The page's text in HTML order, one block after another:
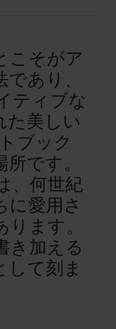
こそがア
あり、
ティブな
た美しい
ブック
です。
、何世紀
に愛用さ
ます。
き加える
して刻ま